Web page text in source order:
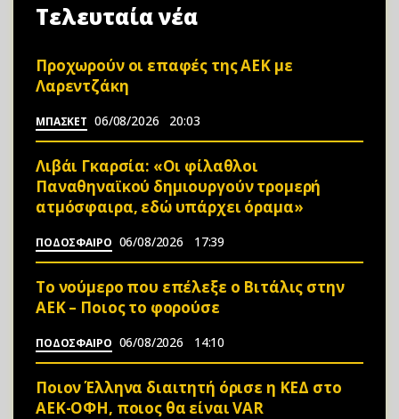
Τελευταία νέα
Προχωρούν οι επαφές της ΑΕΚ με
Λαρεντζάκη
ΜΠΑΣΚΕΤ 06/08/2026 20:03
Λιβάι Γκαρσία: «Οι φίλαθλοι
Παναθηναϊκού δημιουργούν τρομερή
ατμόσφαιρα, εδώ υπάρχει όραμα»
ΠΟΔΟΣΦΑΙΡΟ 06/08/2026 17:39
Το νούμερο που επέλεξε ο Βιτάλις στην
ΑΕΚ – Ποιος το φορούσε
ΠΟΔΟΣΦΑΙΡΟ 06/08/2026 14:10
Ποιον Έλληνα διαιτητή όρισε η ΚΕΔ στο
ΑΕΚ-ΟΦΗ, ποιος θα είναι VAR